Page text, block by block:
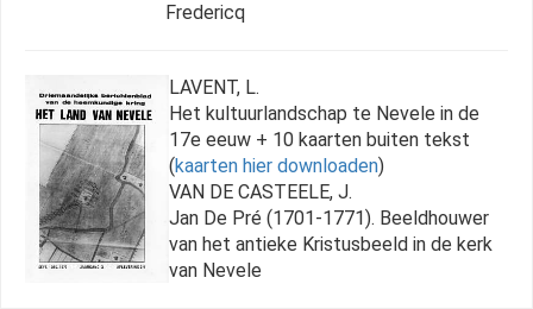
Fredericq
LAVENT, L.
Het kultuurlandschap te Nevele in de
17e eeuw + 10 kaarten buiten tekst
(kaarten hier downloaden)
VAN DE CASTEELE, J.
Jan De Pré (1701-1771). Beeldhouwer
van het antieke Kristusbeeld in de kerk
van Nevele